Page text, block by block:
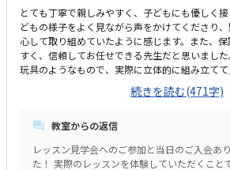
とても丁寧で親しみやすく、子どもにも優しく
どもの様子をよく見ながら声をかけてくださり
心して取り組めていたように感じます。また、
すく、信頼してお任せできる先生だと思いまし
玩具のようなもので、実際に立体的に組み立て
験を通して身につくなと感じました。駐車場は
にあるご自宅なので問題ありませんでした。自
べる環境だと感じました。教室内も整理整頓さ
どももリラックスして取り組めていたように思
続きを読む(471字)
教室からの返信
レッスン見学会へのご参加と当日のご入会あ
た！ 実際のレッスンを体験していただくこと